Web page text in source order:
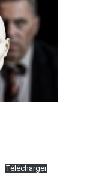
Télécharger